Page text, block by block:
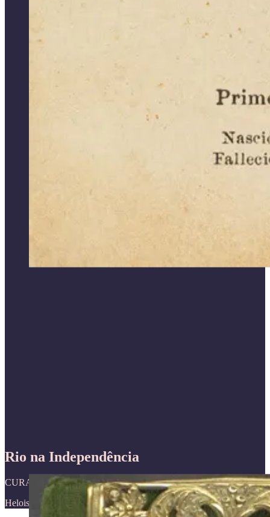
Rio na Independência
CURADORIA
Heloisa Murgel Starling